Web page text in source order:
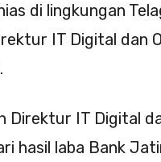
di lingkungan
IT Digital dan
Direktur IT Digital
hasil laba Bank